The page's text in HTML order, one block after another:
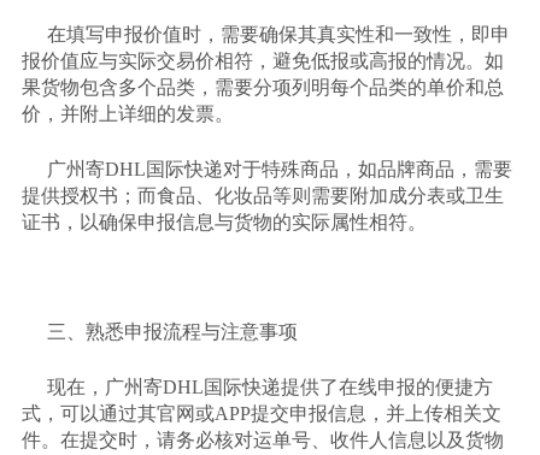
在填写申报价值时，需要确保其真实性和一致性，即申
报价值应与实际交易价相符，避免低报或高报的情况。如
果货物包含多个品类，需要分项列明每个品类的单价和总
价，并附上详细的发票。
广州寄DHL国际快递对于特殊商品，如品牌商品，需要
提供授权书；而食品、化妆品等则需要附加成分表或卫生
证书，以确保申报信息与货物的实际属性相符。
三、熟悉申报流程与注意事项
现在，广州寄DHL国际快递提供了在线申报的便捷方
式，可以通过其官网或APP提交申报信息，并上传相关文
件。在提交时，请务必核对运单号、收件人信息以及货物